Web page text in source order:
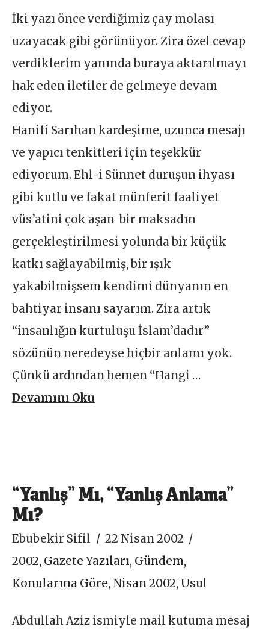
İki yazı önce verdiğimiz çay molası
uzayacak gibi görünüyor. Zira özel cevap
verdiklerim yanında buraya aktarılmayı
hak eden iletiler de gelmeye devam
ediyor.
Hanifi Sarıhan kardeşime, uzunca mesajı
ve yapıcı tenkitleri için teşekkür
ediyorum. Ehl-i Sünnet duruşun ihyası
gibi kutlu ve fakat münferit faaliyet
vüs’atini çok aşan bir maksadın
gerçekleştirilmesi yolunda bir küçük
katkı sağlayabilmiş, bir ışık
yakabilmişsem kendimi dünyanın en
bahtiyar insanı sayarım. Zira artık
“insanlığın kurtuluşu İslam’dadır”
sözünün neredeyse hiçbir anlamı yok.
Çünkü ardından hemen “Hangi …
Devamını Oku
“Yanlış” Mı, “Yanlış Anlama”
Mı?
Ebubekir Sifil
22 Nisan 2002
2002, Gazete Yazıları, Gündem,
Konularına Göre, Nisan 2002, Usul
Abdullah Aziz ismiyle mail kutuma mesaj